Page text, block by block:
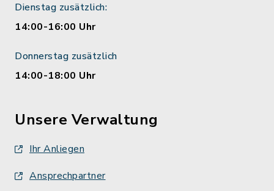
Dienstag zusätzlich:
14:00-16:00 Uhr
Donnerstag zusätzlich
14:00-18:00 Uhr
Unsere Verwaltung
Ihr Anliegen
Ansprechpartner